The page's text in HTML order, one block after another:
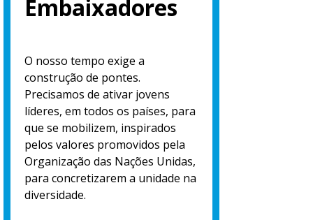
Embaixadores
O nosso tempo exige a
construção de pontes.
Precisamos de ativar jovens
líderes, em todos os países, para
que se mobilizem, inspirados
pelos valores promovidos pela
Organização das Nações Unidas,
para concretizarem a unidade na
diversidade.